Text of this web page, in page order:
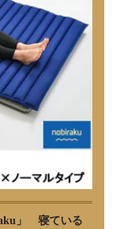
」 寝ている